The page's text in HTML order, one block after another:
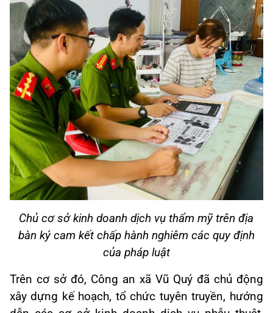
Chủ cơ sở kinh doanh dịch vụ thẩm mỹ trên địa
bàn ký cam kết chấp hành nghiêm các quy định
của pháp luật
Trên cơ sở đó, Công an xã Vũ Quý đã chủ động
xây dựng kế hoạch, tổ chức tuyên truyền, hướng